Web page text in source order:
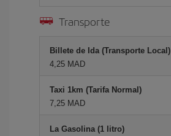
Transporte
Billete de Ida (Transporte Local)
4,25 MAD
Taxi 1km (Tarifa Normal)
7,25 MAD
La Gasolina (1 litro)